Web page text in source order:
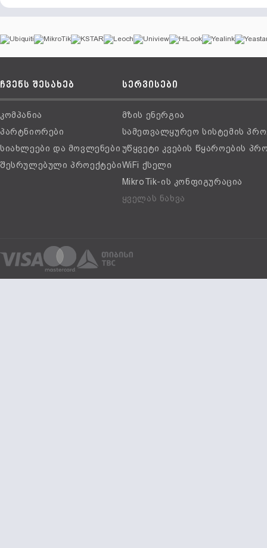
ჩვენს შესახებ
კომპანია
პარტნიორები
სიახლეები და მოვლენები
შესრულებული პროექტები
სერვისები
მზის ენერგია
სამეთვალყურეო სისტემის
უწყვეტი კვების წყაროების
WiFi ქსელი
MikroTik-ის კონფიგურაცია
ყველას ნახვა